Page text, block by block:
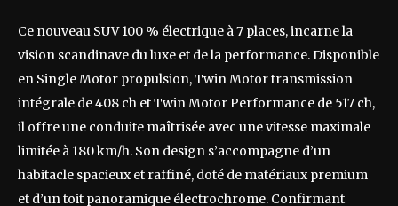
Ce nouveau SUV 100 % électrique à 7 places, incarne la
vision scandinave du luxe et de la performance. Disponible
en Single Motor propulsion, Twin Motor transmission
intégrale de 408 ch et Twin Motor Performance de 517 ch,
il offre une conduite maîtrisée avec une vitesse maximale
limitée à 180 km/h. Son design s’accompagne d’un
habitacle spacieux et raffiné, doté de matériaux premium
et d’un toit panoramique électrochrome. Confirmant